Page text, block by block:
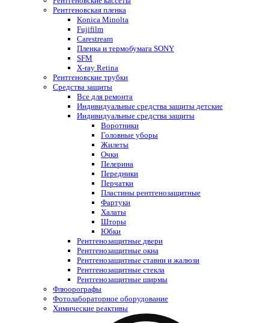
Рентгеновская пленка
Konica Minolta
Fujifilm
Carestream
Пленка и термобумага SONY
SFM
X-ray Retina
Рентгеновские трубки
Средства защиты
Все для ремонта
Индивидуальные средства защиты детские
Индивидуальные средства защиты
Воротники
Головные уборы
Жилеты
Очки
Пелерина
Передники
Перчатки
Пластины рентгенозащитные
Фартуки
Халаты
Шторы
Юбки
Рентгенозащитные двери
Рентгенозащитные окна
Рентгенозащитные ставни и жалюзи
Рентгенозащитные стекла
Рентгенозащитные ширмы
Флюорографы
Фотолабораторное оборудование
Химические реактивы